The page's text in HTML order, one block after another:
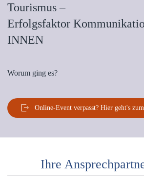
Tourismus –
Erfolgsfaktor
INNEN
Worum ging es?
Online-Event verpasst? Hier geht's
Ihre